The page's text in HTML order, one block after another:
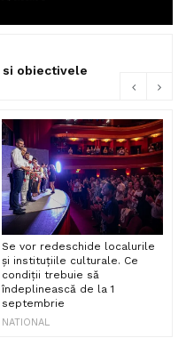
obiectivele
Se vor redeschide localurile
și instituțiile culturale. Ce
condiții trebuie să
îndeplinească de la 1
septembrie
NATIONAL